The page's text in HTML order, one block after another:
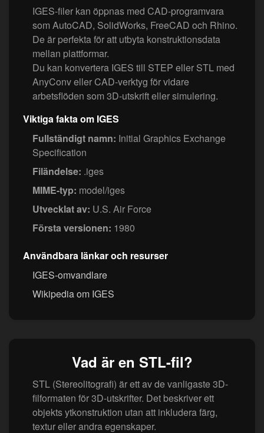
IGES-filer kan öppnas med CAD-programvara
som AutoCAD, SolidWorks, FreeCAD och Rhino.
De är perfekta för att utbyta konstruktionsdata
mellan plattformar.
Du kan konvertera IGES till STEP eller STL med
AnyConv eller CAD-verktyg för vidare
arbetsflöden som 3D-utskrift eller simulering.
Viktiga fakta om IGES
Fullständigt namn: Initial Graphics Exchange
Specification
Filändelse: .iges
MIME-typ: model/iges
Utvecklat av: U.S. Air Force
Första versionen: 1980
Användbara länkar och resurser
IGES-omvandlare
Wikipedia om IGES
Vad är en STL-fil?
STL (Stereolitografi) är ett av de vanligaste 3D-
filformaten för 3D-utskrifter. Det beskriver ett
objekts ytkonstruktion utan att inkludera färg,
textur eller andra egenskaper.